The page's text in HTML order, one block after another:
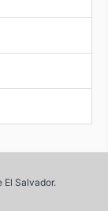
Salvador.